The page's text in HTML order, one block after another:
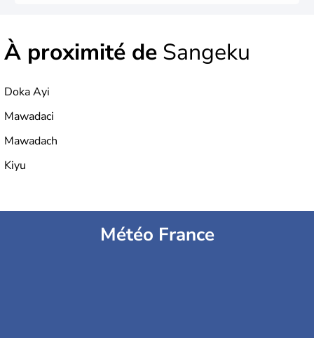
À proximité de Sangeku
Doka Ayi
Mawadaci
Mawadach
Kiyu
Météo France